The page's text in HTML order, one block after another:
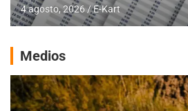
4 agosto, 2026 E-Kart
Medios